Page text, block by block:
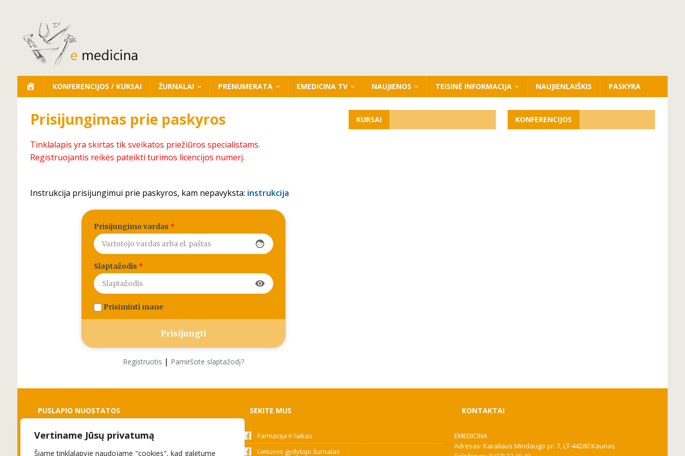
Vertiname Jūsų privatumą
Šiame tinklalapyje naudojame "cookies", kad galėtume
KONFERENCIJOS / KURSAI ŽURNALAI PRENUMERATA EMEDICINA TV NAUJIENOS TEISINĖ INFORMACIJA NAUJIENLAIŠKIS PASKYRA
Prisijungimas prie paskyros
Tinklalapis yra skirtas tik sveikatos priežiūros specialistams.
Registruojantis reikės pateikti turimos licencijos numerį.
Instrukcija prisijungimui prie paskyros, kam nepavyksta: instrukcija
Prisijungimo vardas *
face
Slaptažodis *
visibility
Prisiminti mane
Registruotis | Pamiršote slaptažodį?
KURSAI KONFERENCIJOS
PUSLAPIO NUOSTATOS
Slapukai
Privatumo politika
SEKITE MUS
Farmacija ir laikas
Lietuvos gydytojo žurnalas
KONTAKTAI
EMEDICINA
Adresas: Karaliaus Mindaugo pr. 7, LT-44280 Kaunas